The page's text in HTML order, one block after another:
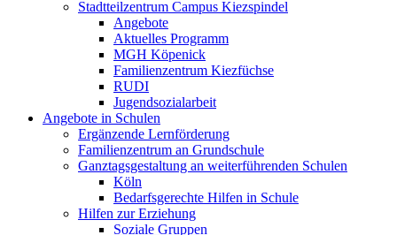
Stadtteilzentrum Campus Kiezspindel
Angebote
Aktuelles Programm
MGH Köpenick
Familienzentrum Kiezfüchse
RUDI
Jugendsozialarbeit
Angebote in Schulen
Ergänzende Lernförderung
Familienzentrum an Grundschule
Ganztagsgestaltung an weiterführenden Schulen
Köln
Bedarfsgerechte Hilfen in Schule
Hilfen zur Erziehung
Soziale Gruppen